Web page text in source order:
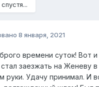
8 января, 2021
времени суток! Вот
заезжать на Женеву
руки. Удачу принимал. И